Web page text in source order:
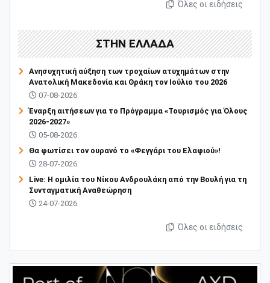
Όλες οι ειδήσεις
ΣΤΗΝ ΕΛΛΑΔΑ
Ανησυχητική αύξηση των τροχαίων ατυχημάτων στην
Ανατολική Μακεδονία και Θράκη τον Ιούλιο του 2026
07-08-2026
Έναρξη αιτήσεων για το Πρόγραμμα «Τουρισμός για Όλους
2026-2027»
05-08-2026
Θα φωτίσει τον ουρανό το «Φεγγάρι του Ελαφιού»!
28-07-2026
Live: Η ομιλία του Νίκου Ανδρουλάκη από την Βουλή για τη
Συνταγματική Αναθεώρηση
24-07-2026
Όλες οι ειδήσεις